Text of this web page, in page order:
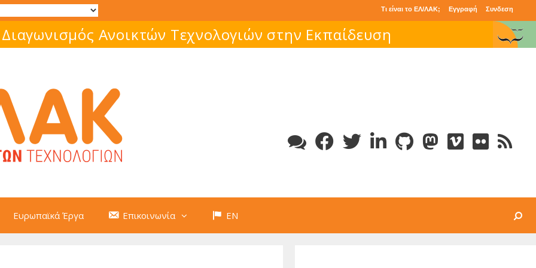
Τι είναι το ΕΛ/ΛΑΚ; Εγγραφή Συνδεση
Ανοικτών Τεχνολογιών στην Εκπαίδευση
Ευρωπαϊκά Έργα Επικοινωνία EN Search